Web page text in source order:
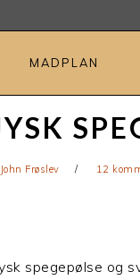
MADPLAN
John Frøslev 12
spegepølse og